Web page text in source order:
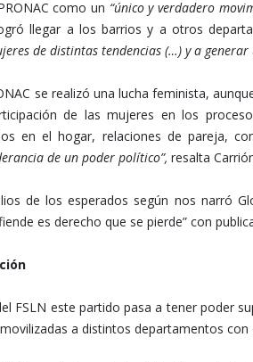
como un “único y verdadero
llegar a los barrios y a otros
de distintas tendencias (…) y a
se realizó una lucha feminista,
de las mujeres en los
en el hogar, relaciones de pareja,
de un poder político”, resalta
de los esperados según nos narró
es derecho que se pierde” con
FSLN este partido pasa a tener poder
a distintos departamentos